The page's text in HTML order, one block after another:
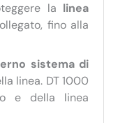
la linea
fino alla
sistema di
linea. DT 1000
e della linea